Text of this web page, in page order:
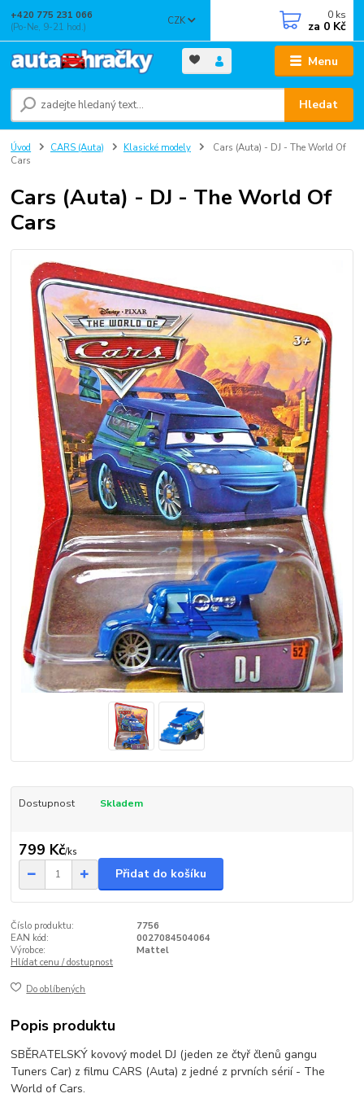
Menu
CZK
Hledat
+420 775 231 066
(Po-Ne, 9-21 hod.)
0 ks
za 0 Kč
Úvod CARS (Auta) Klasické modely
Cars (Auta) - DJ - The World Of
Cars
Cars (Auta) - DJ - The World Of
Cars
Dostupnost Skladem
799 Kč/ks
Přidat do košíku
Číslo produktu:
7756
EAN kód:
0027084504064
Výrobce:
Mattel
Hlídat cenu / dostupnost
Do oblíbených
Popis produktu
SBĚRATELSKÝ kovový model DJ (jeden ze čtyř členů gangu
Tuners Car) z filmu CARS (Auta) z jedné z prvních sérií - The
World of Cars.